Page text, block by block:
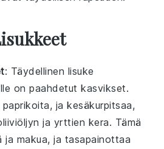
: Täydellinen lisuke
onpaahdetut kasvikset.
paprikoita, jakesäkurpitsaa,
ja yrttien kera. Tämä
ja makua, ja tasapainottaa